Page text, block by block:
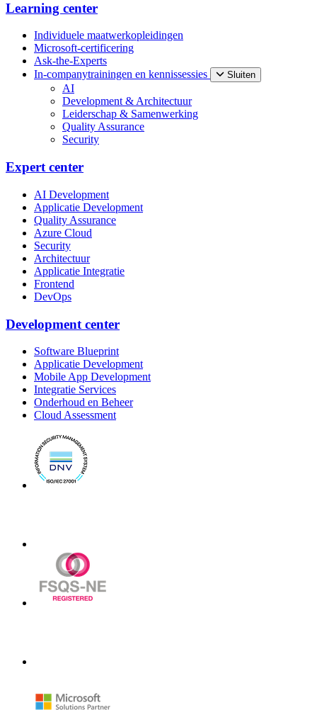
Learning center
Individuele maatwerkopleidingen
Microsoft-certificering
Ask-the-Experts
In-companytrainingen en kennissessies
Sluiten
AI
Development & Architectuur
Leiderschap & Samenwerking
Quality Assurance
Security
Expert center
AI Development
Applicatie Development
Quality Assurance
Azure Cloud
Security
Architectuur
Applicatie Integratie
Frontend
DevOps
Development center
Software Blueprint
Applicatie Development
Mobile App Development
Integratie Services
Onderhoud en Beheer
Cloud Assessment